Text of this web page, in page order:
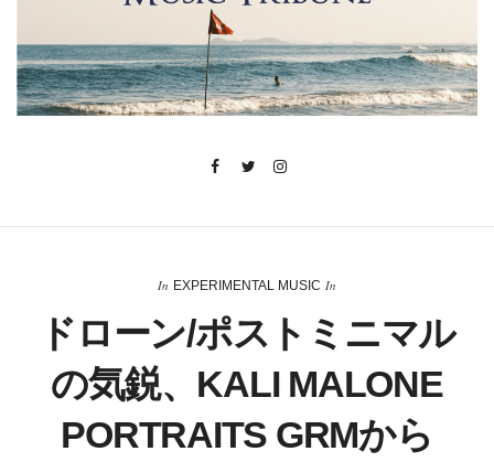
In EXPERIMENTAL MUSIC In
ドローン/ポストミニマル
の気鋭、KALI MALONE
PORTRAITS GRMから